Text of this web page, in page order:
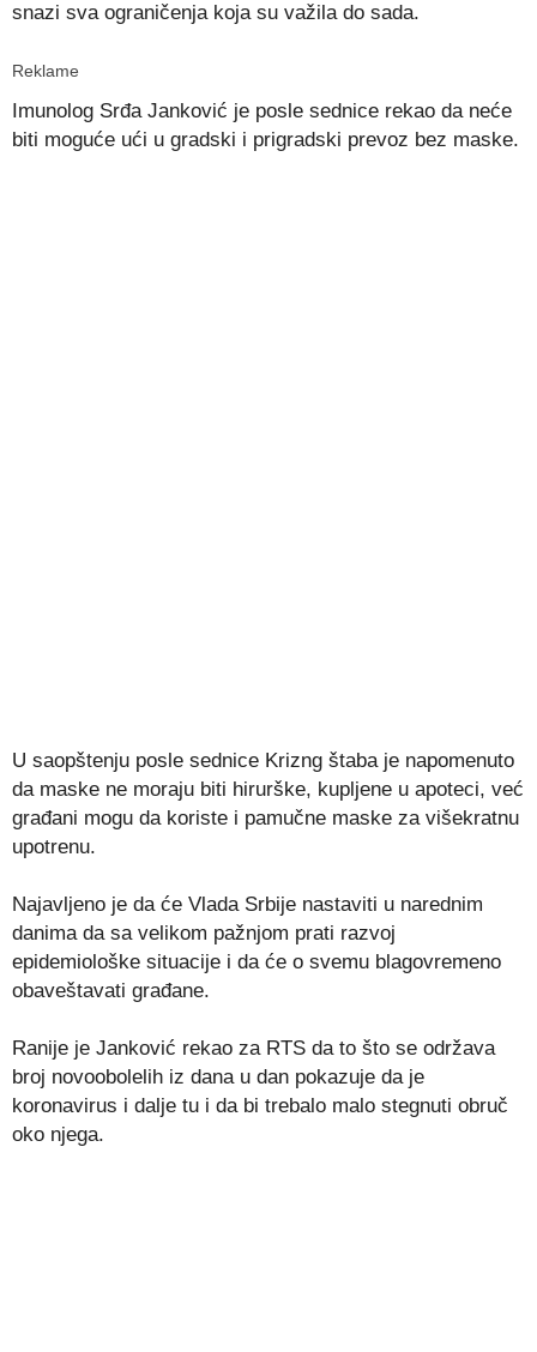
snazi sva ograničenja koja su važila do sada.
Reklame
Imunolog Srđa Janković je posle sednice rekao da neće
biti moguće ući u gradski i prigradski prevoz bez maske.
U saopštenju posle sednice Krizng štaba je napomenuto
da maske ne moraju biti hirurške, kupljene u apoteci, već
građani mogu da koriste i pamučne maske za višekratnu
upotrenu.
Najavljeno je da će Vlada Srbije nastaviti u narednim
danima da sa velikom pažnjom prati razvoj
epidemiološke situacije i da će o svemu blagovremeno
obaveštavati građane.
Ranije je Janković rekao za RTS da to što se održava
broj novoobolelih iz dana u dan pokazuje da je
koronavirus i dalje tu i da bi trebalo malo stegnuti obruč
oko njega.